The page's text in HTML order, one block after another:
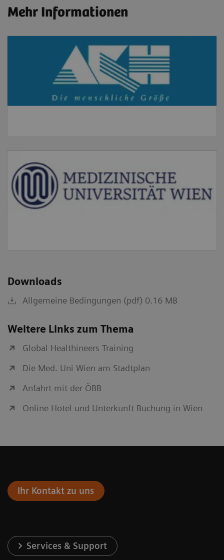
Mehr Informationen
Downloads
Allgemeine Bedingungen (pdf) 0.16 MB
Weitere Links zum Thema
Global Healthineers Training
Die Med. Uni Wien am Stadtplan
Anfahrt mit der ÖBB
Online Hotel und Unterkunft Buchung in Wien
Ihr Kontakt zu uns
Services & Support